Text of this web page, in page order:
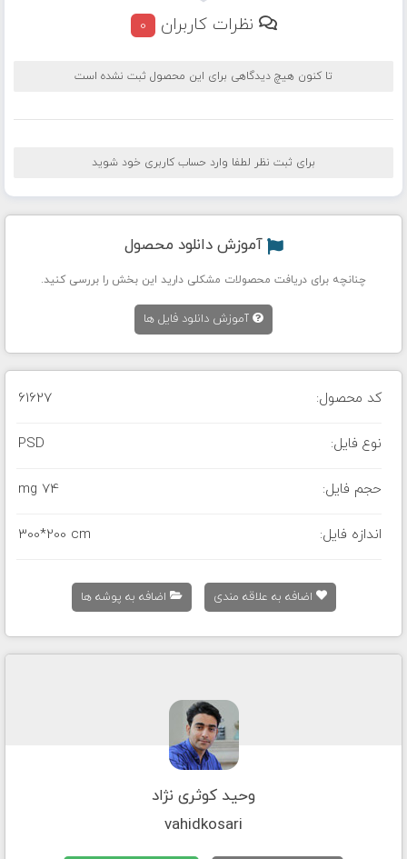
نظرات کاربران 0
تا کنون هیچ دیدگاهی برای این محصول ثبت نشده است
برای ثبت نظر لطفا وارد حساب کاربری خود شوید
آموزش دانلود محصول
چنانچه برای دریافت محصولات مشکلی دارید این بخش را بررسی کنید.
آموزش دانلود فایل ها
کد محصول: 61627
نوع فایل: PSD
حجم فایل: 74 mg
اندازه فایل: 300*200 cm
اضافه به علاقه مندی اضافه به پوشه ها
وحید کوثری نژاد
vahidkosari